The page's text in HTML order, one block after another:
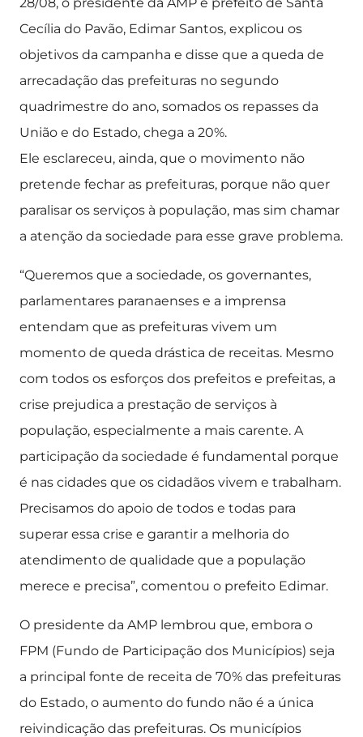
Cecília do Pavão, Edimar Santos, explicou os
objetivos da campanha e disse que a queda de
arrecadação das prefeituras no segundo
quadrimestre do ano, somados os repasses da
União e do Estado, chega a 20%.
Ele esclareceu, ainda, que o movimento não
pretende fechar as prefeituras, porque não quer
paralisar os serviços à população, mas sim chamar
a atenção da sociedade para esse grave problema.
“Queremos que a sociedade, os governantes,
parlamentares paranaenses e a imprensa
entendam que as prefeituras vivem um
momento de queda drástica de receitas. Mesmo
com todos os esforços dos prefeitos e prefeitas, a
crise prejudica a prestação de serviços à
população, especialmente a mais carente. A
participação da sociedade é fundamental porque
é nas cidades que os cidadãos vivem e trabalham.
Precisamos do apoio de todos e todas para
superar essa crise e garantir a melhoria do
atendimento de qualidade que a população
merece e precisa”, comentou o prefeito Edimar.
O presidente da AMP lembrou que, embora o
FPM (Fundo de Participação dos Municípios) seja
a principal fonte de receita de 70% das prefeituras
do Estado, o aumento do fundo não é a única
reivindicação das prefeituras. Os municípios